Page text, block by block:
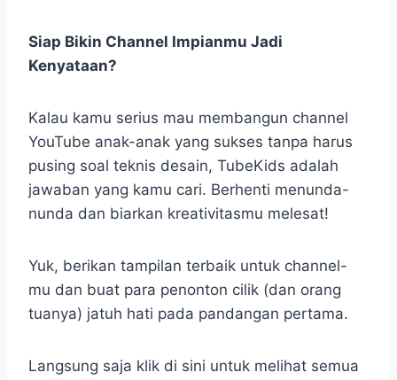
Siap Bikin Channel Impianmu Jadi
Kenyataan?
Kalau kamu serius mau membangun channel
YouTube anak-anak yang sukses tanpa harus
pusing soal teknis desain, TubeKids adalah
jawaban yang kamu cari. Berhenti menunda-
nunda dan biarkan kreativitasmu melesat!
Yuk, berikan tampilan terbaik untuk channel-
mu dan buat para penonton cilik (dan orang
tuanya) jatuh hati pada pandangan pertama.
Langsung saja klik di sini untuk melihat semua